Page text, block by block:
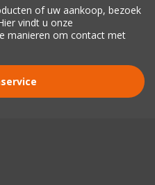
of uw aankoop, bezoek
vindt u onze
manieren om contact met